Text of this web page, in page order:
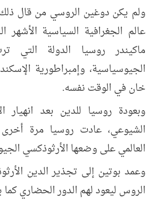
ولم يكن دوغين الروسي من قال
عالم الجغرافية السياسية الأشهر
ماكيندر روسيا الدولة التي
الجيوسياسية، وإمبراطورية
خان في الوقت نفسه.
وبعودة روسيا للدين بعد انهيار
الشيوعي، عادت روسيا مرة
العالمي على وضعها الأرثوذكسي
وعمد بوتين إلى تجذير الدين
الروس ليعود لهم الدور الحضاري